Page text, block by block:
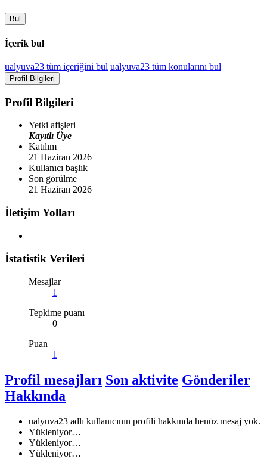
Bul
İçerik bul
ualyuva23 tüm içeriğini bul ualyuva23 tüm konularını bul
Profil Bilgileri
Profil Bilgileri
Yetki afişleri
Kayıtlı Üye
Katılım
21 Haziran 2026
Kullanıcı başlık
Son görülme
21 Haziran 2026
İletişim Yolları
İstatistik Verileri
Mesajlar
1
Tepkime puanı
0
Puan
1
Profil mesajları Son aktivite Gönderiler
Hakkında
ualyuva23 adlı kullanıcının profili hakkında henüz mesaj yok.
Yükleniyor…
Yükleniyor…
Yükleniyor…